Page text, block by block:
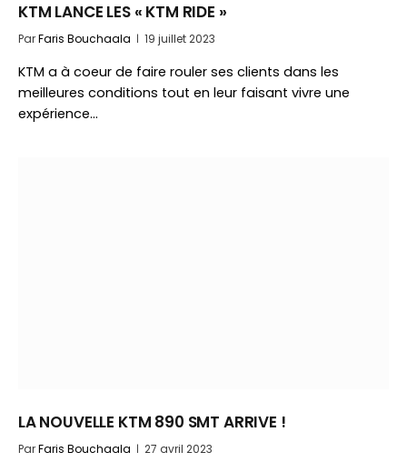
KTM LANCE LES « KTM RIDE »
ParFaris Bouchaala 19 juillet 2023
KTM a à coeur de faire rouler ses clients dans les
meilleures conditions tout en leur faisant vivre une
expérience…
LA NOUVELLE KTM 890 SMT ARRIVE !
ParFaris Bouchaala 27 avril 2023